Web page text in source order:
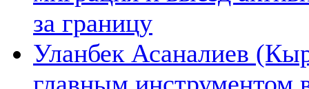
за границу
Уланбек Асаналиев